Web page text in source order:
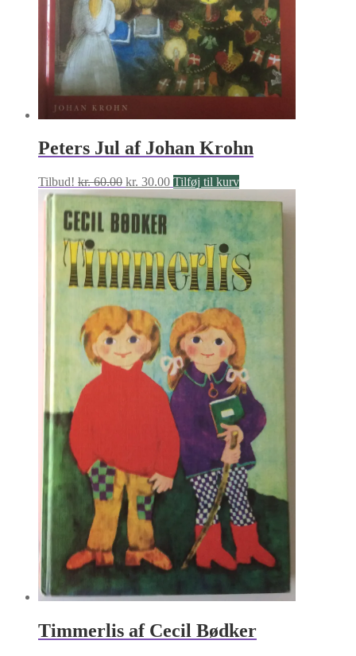
Peters Jul af Johan Krohn
Tilbud! kr.60.00 Den
oprindelige
pris
var:
kr. 60.00.
kr. 30.00Den
aktuelle
kr. 30.00.
Tilføj til kurv
Timmerlis af Cecil Bødker